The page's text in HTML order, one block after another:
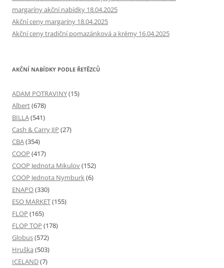
margaríny akční nabídky 18.04.2025
Akční ceny margaríny 18.04.2025
Akční ceny tradiční pomazánková a krémy 16.04.2025
AKČNÍ NABÍDKY PODLE ŘETĚZCŮ
ADAM POTRAVINY(15)
Albert(678)
BILLA(541)
Cash & Carry JIP (27)
CBA(354)
COOP (417)
COOP Jednota Mikulov(152)
COOP Jednota Nymburk(6)
ENAPO(330)
ESO MARKET(155)
FLOP (165)
FLOP TOP (178)
Globus(572)
Hruška (503)
ICELAND(7)